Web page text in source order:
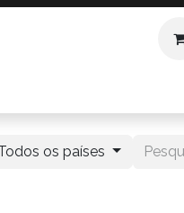
os países